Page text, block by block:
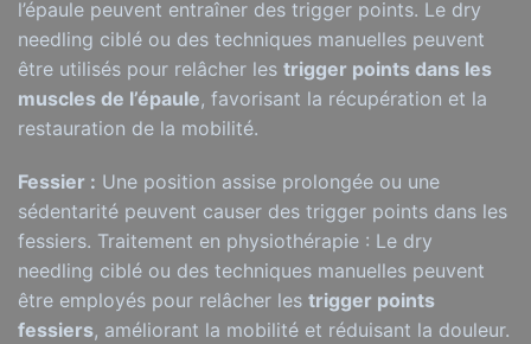
l’épaule peuvent entraîner des trigger points. Le dry
needling ciblé ou des techniques manuelles peuvent
être utilisés pour relâcher les trigger points dans les
muscles de l’épaule, favorisant la récupération et la
restauration de la mobilité.
Fessier : Une position assise prolongée ou une
sédentarité peuvent causer des trigger points dans les
fessiers. Traitement en physiothérapie : Le dry
needling ciblé ou des techniques manuelles peuvent
être employés pour relâcher les trigger points
fessiers, améliorant la mobilité et réduisant la douleur.